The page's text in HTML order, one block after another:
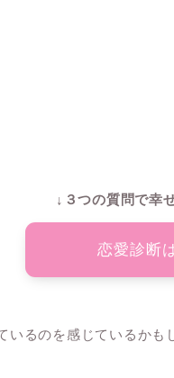
↓３つの質問で幸
恋愛診断
いるのを感じているかも